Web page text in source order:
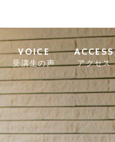
VOICE
受講生の声
ACCESS
アクセス